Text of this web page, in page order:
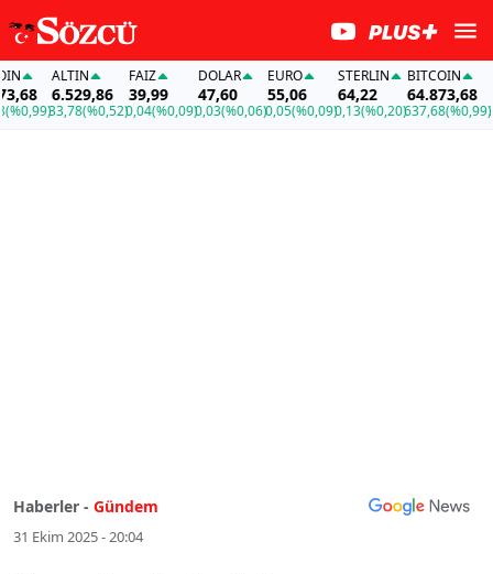
ALTIN
6.529,86
33,78(%0,52)
FAİZ
39,99
0,04(%0,09)
DOLAR
47,60
0,03(%0,06)
EURO
55,06
0,05(%0,09)
STERLIN
64,22
0,13(%0,20)
BITCOIN
64.873,68
637,68(%0,99)
Haberler - Gündem
31 Ekim 2025 - 20:04